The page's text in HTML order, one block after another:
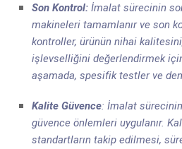
Son Kontrol: İmalat sürecinin
makineleri tamamlanır ve son
kontroller, ürünün nihai
işlevselliğini değerlendirmek
aşamada, spesifik testler ve
Kalite Güvence: İmalat
güvence önlemleri uygulanır.
standartların takip edilmesi,